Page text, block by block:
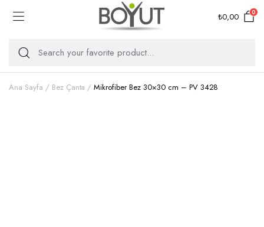
₺0,00 0
Ana Sayfa Bez Çanta Mikrofiber Bez 30×30 cm – PV 3428